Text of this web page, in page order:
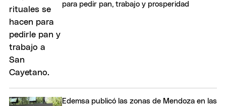
para pedir pan, trabajo y prosperidad
Edemsa publicó las zonas de Mendoza en las